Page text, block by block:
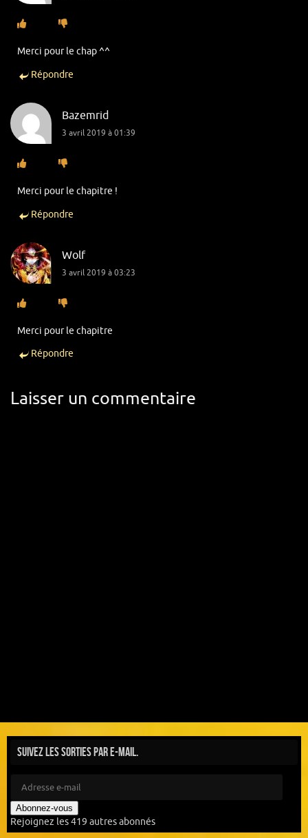
Merci pour le chap ^^
Répondre
Bazemrid
3 avril 2019 à 01:39
Merci pour le chapitre !
Répondre
Wolf
3 avril 2019 à 03:23
Merci pour le chapitre
Répondre
Laisser un commentaire
Suivez les sorties par e-mail.
Abonnez-vous
Rejoignez les 419 autres abonnés